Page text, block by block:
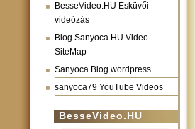
BesseVideo.HU Esküvői
videózás
Blog.Sanyoca.HU Video
SiteMap
Sanyoca Blog wordpress
sanyoca79 YouTube Videos
BesseVideo.HU